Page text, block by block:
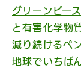
グリーンピー
と有害化学物
減り続けるペ
地球でいちば